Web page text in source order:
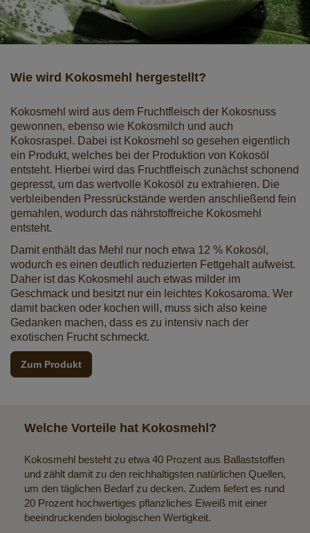
Wie wird Kokosmehl hergestellt?
Kokosmehl wird aus dem Fruchtfleisch der Kokosnuss
gewonnen, ebenso wie Kokosmilch und auch
Kokosraspel. Dabei ist Kokosmehl so gesehen eigentlich
ein Produkt, welches bei der Produktion von Kokosöl
entsteht. Hierbei wird das Fruchtfleisch zunächst schonend
gepresst, um das wertvolle Kokosöl zu extrahieren. Die
verbleibenden Pressrückstände werden anschließend fein
gemahlen, wodurch das nährstoffreiche Kokosmehl
entsteht.
Damit enthält das Mehl nur noch etwa 12 % Kokosöl,
wodurch es einen deutlich reduzierten Fettgehalt aufweist.
Daher ist das Kokosmehl auch etwas milder im
Geschmack und besitzt nur ein leichtes Kokosaroma. Wer
damit backen oder kochen will, muss sich also keine
Gedanken machen, dass es zu intensiv nach der
exotischen Frucht schmeckt.
Zum Produkt
Welche Vorteile hat Kokosmehl?
Kokosmehl besteht zu etwa 40 Prozent aus Ballaststoffen
und zählt damit zu den reichhaltigsten natürlichen Quellen,
um den täglichen Bedarf zu decken. Zudem liefert es rund
20 Prozent hochwertiges pflanzliches Eiweiß mit einer
beeindruckenden biologischen Wertigkeit.